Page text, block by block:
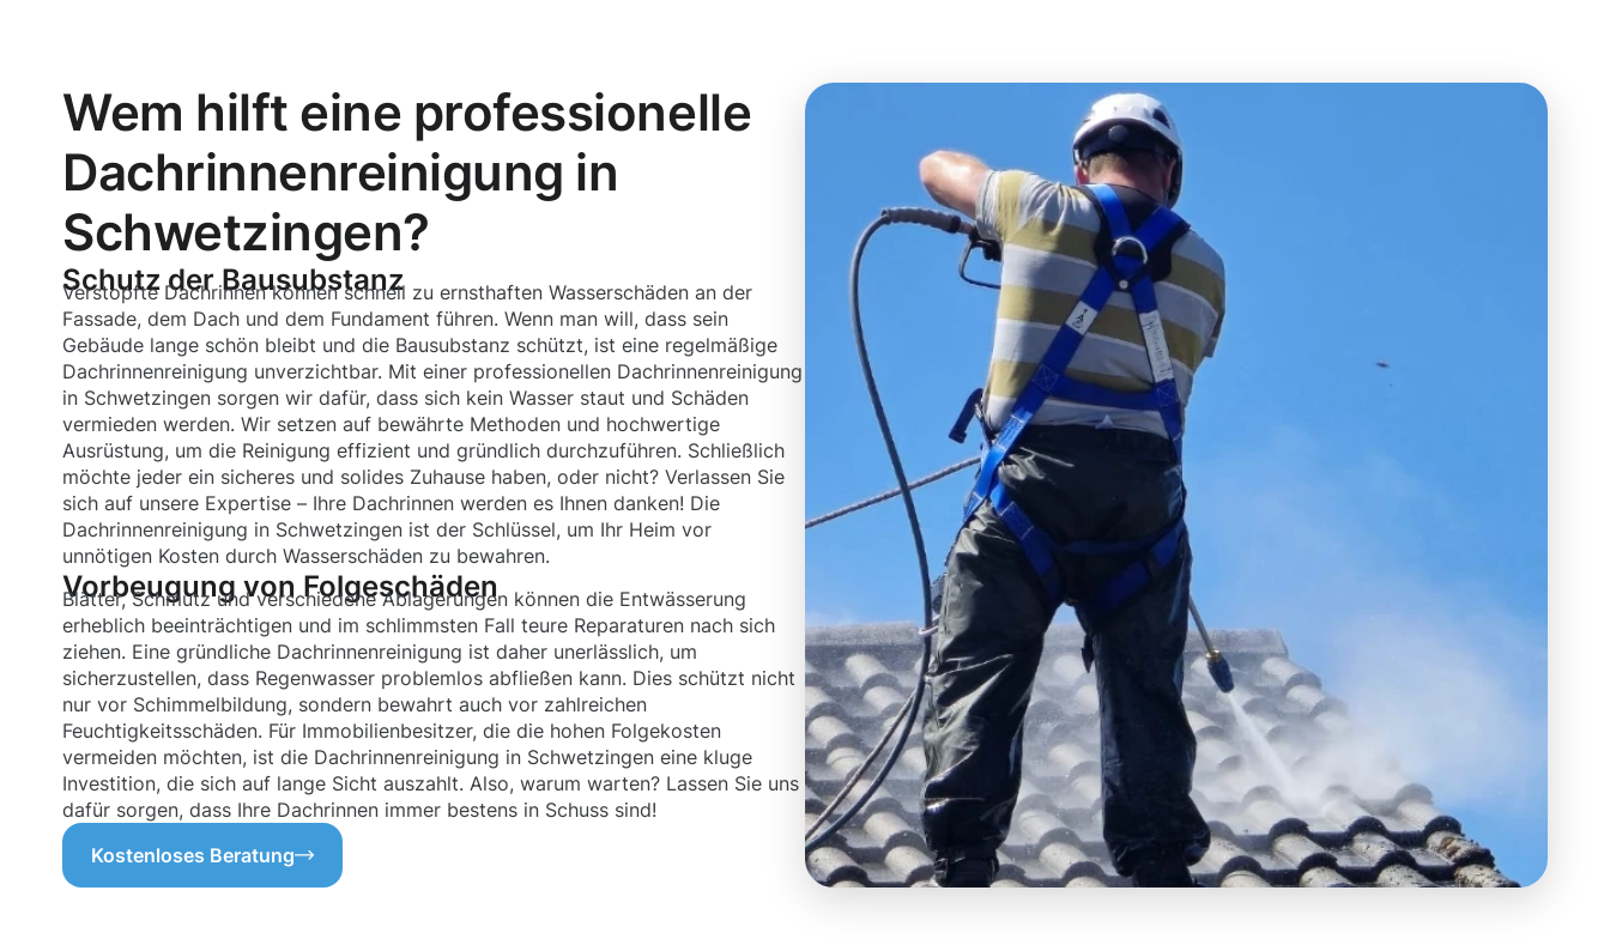
Wem hilft eine professionelle
Dachrinnenreinigung in
Schwetzingen?
Schutz der Bausubstanz
Verstopfte Dachrinnen können schnell zu ernsthaften Wasserschäden an der
Fassade, dem Dach und dem Fundament führen. Wenn man will, dass sein
Gebäude lange schön bleibt und die Bausubstanz schützt, ist eine regelmäßige
Dachrinnenreinigung unverzichtbar. Mit einer professionellen Dachrinnenreinigung
in Schwetzingen sorgen wir dafür, dass sich kein Wasser staut und Schäden
vermieden werden. Wir setzen auf bewährte Methoden und hochwertige
Ausrüstung, um die Reinigung effizient und gründlich durchzuführen. Schließlich
möchte jeder ein sicheres und solides Zuhause haben, oder nicht? Verlassen Sie
sich auf unsere Expertise – Ihre Dachrinnen werden es Ihnen danken! Die
Dachrinnenreinigung in Schwetzingen ist der Schlüssel, um Ihr Heim vor
unnötigen Kosten durch Wasserschäden zu bewahren.
Vorbeugung von Folgeschäden
Blätter, Schmutz und verschiedene Ablagerungen können die Entwässerung
erheblich beeinträchtigen und im schlimmsten Fall teure Reparaturen nach sich
ziehen. Eine gründliche Dachrinnenreinigung ist daher unerlässlich, um
sicherzustellen, dass Regenwasser problemlos abfließen kann. Dies schützt nicht
nur vor Schimmelbildung, sondern bewahrt auch vor zahlreichen
Feuchtigkeitsschäden. Für Immobilienbesitzer, die die hohen Folgekosten
vermeiden möchten, ist die Dachrinnenreinigung in Schwetzingen eine kluge
Investition, die sich auf lange Sicht auszahlt. Also, warum warten? Lassen Sie uns
dafür sorgen, dass Ihre Dachrinnen immer bestens in Schuss sind!
Kostenloses Beratung